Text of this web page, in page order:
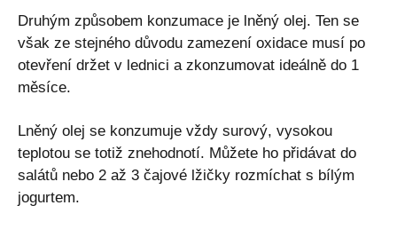
Druhým způsobem konzumace je lněný olej. Ten se
však ze stejného důvodu zamezení oxidace musí po
otevření držet v lednici a zkonzumovat ideálně do 1
měsíce.
Lněný olej se konzumuje vždy surový, vysokou
teplotou se totiž znehodnotí. Můžete ho přidávat do
salátů nebo 2 až 3 čajové lžičky rozmíchat s bílým
jogurtem.